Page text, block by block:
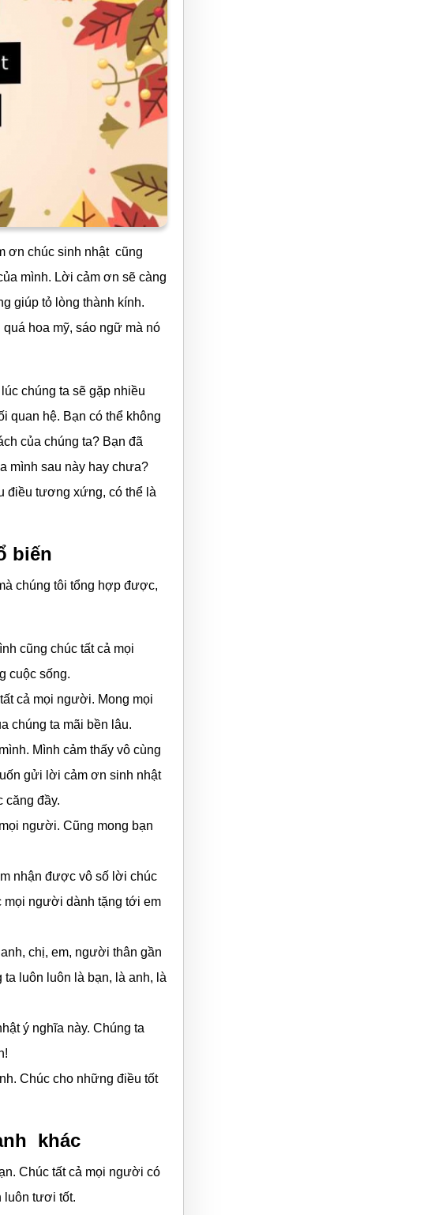
ơn chúc sinh nhật cũng
mình. Lời cảm ơn sẽ càng
giúp tỏ lòng thành kính.
hoa mỹ, sáo ngữ mà nó
chúng ta sẽ gặp nhiều
quan hệ. Bạn có thể không
của chúng ta? Bạn đã
mình sau này hay chưa?
điều tương xứng, có thể là
biến
chúng tôi tổng hợp được,
cũng chúc tất cả mọi
cuộc sống.
cả mọi người. Mong mọi
chúng ta mãi bền lâu.
Mình cảm thấy vô cùng
gửi lời cảm ơn sinh nhật
căng đầy.
người. Cũng mong bạn
nhận được vô số lời chúc
mọi người dành tặng tới em
chị, em, người thân gần
luôn luôn là bạn, là anh, là
ý nghĩa này. Chúng ta
Chúc cho những điều tốt
khác
Chúc tất cả mọi người có
luôn tươi tốt.